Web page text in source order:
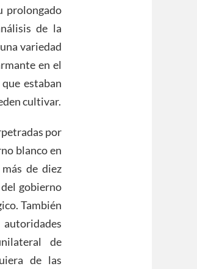
prolongado
de la
variedad
en el
estaban
cultivar.
por
blanco en
de diez
gobierno
También
de
de las